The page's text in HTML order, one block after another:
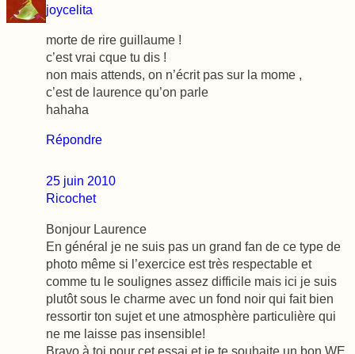
joycelita
morte de rire guillaume !
c’est vrai cque tu dis !
non mais attends, on n’écrit pas sur la mome ,
c’est de laurence qu’on parle
hahaha
Répondre
25 juin 2010
Ricochet
Bonjour Laurence
En général je ne suis pas un grand fan de ce type de
photo même si l’exercice est très respectable et
comme tu le soulignes assez difficile mais ici je suis
plutôt sous le charme avec un fond noir qui fait bien
ressortir ton sujet et une atmosphère particulière qui
ne me laisse pas insensible!
Bravo à toi pour cet essai et je te souhaite un bon WE